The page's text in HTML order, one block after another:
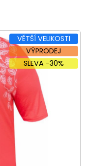
VĚTŠÍ VELIKOSTI
VÝPRODEJ
SLEVA -30%